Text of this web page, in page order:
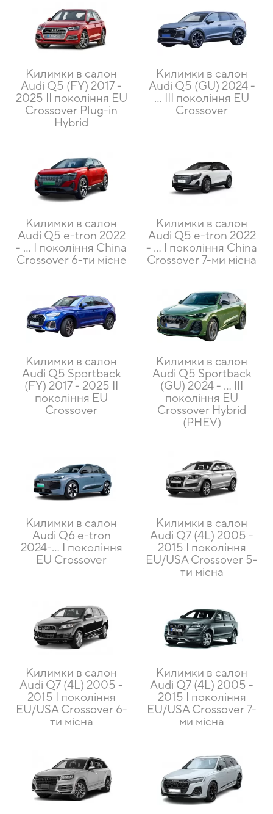
Килимки в салон
Audi Q5 (FY) 2017 -
2025 II покоління EU
Crossover Plug-in
Hybrid
Килимки в салон
Audi Q5 (GU) 2024 -
… III покоління EU
Crossover
Килимки в салон
Audi Q5 e-tron 2022
- … I покоління China
Crossover 6-ти місне
Килимки в салон
Audi Q5 e-tron 2022
- … I покоління China
Crossover 7-ми місна
Килимки в салон
Audi Q5 Sportback
(FY) 2017 - 2025 II
покоління EU
Crossover
Килимки в салон
Audi Q5 Sportback
(GU) 2024 - … III
покоління EU
Crossover Hybrid
(PHEV)
Килимки в салон
Audi Q6 e-tron
2024-... I покоління
EU Crossover
Килимки в салон
Audi Q7 (4L) 2005 -
2015 I покоління
EU/USA Crossover 5-
ти місна
Килимки в салон
Audi Q7 (4L) 2005 -
2015 I покоління
EU/USA Crossover 6-
ти місна
Килимки в салон
Audi Q7 (4L) 2005 -
2015 I покоління
EU/USA Crossover 7-
ми місна